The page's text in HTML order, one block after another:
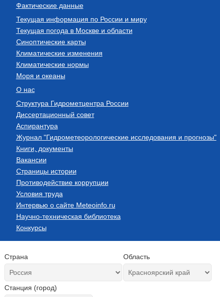
Фактические данные
Текущая информация по России и миру
Текущая погода в Москве и области
Синоптические карты
Климатические изменения
Климатические нормы
Моря и океаны
О нас
Структура Гидрометцентра России
Диссертационный совет
Аспирантура
Журнал "Гидрометеорологические исследования и прогнозы"
Книги, документы
Вакансии
Страницы истории
Противодействие коррупции
Условия труда
Интервью о сайте Meteoinfo.ru
Научно-техническая библиотека
Конкурсы
Страна Область
Станция (город)